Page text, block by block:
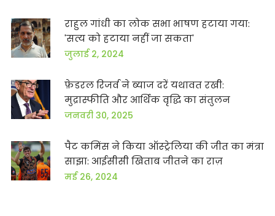
राहुल गांधी का लोक सभा भाषण हटाया गया:
'सत्य को हटाया नहीं जा सकता'
जुलाई 2, 2024
फ़ेडरल रिजर्व ने ब्याज दरें यथावत रखी:
मुद्रास्फीति और आर्थिक वृद्धि का संतुलन
जनवरी 30, 2025
पैट कमिंस ने किया ऑस्ट्रेलिया की जीत का मंत्रा
साझा: आईसीसी खिताब जीतने का राज़
मई 26, 2024